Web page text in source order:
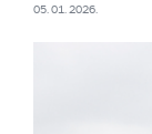
05. 01. 2026.